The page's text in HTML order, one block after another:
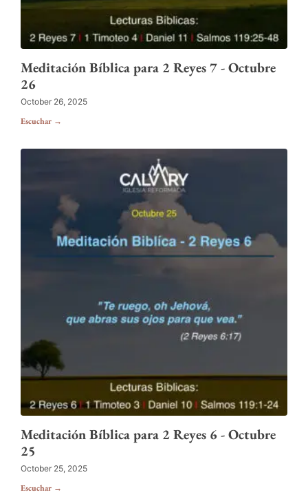
Meditación Bíblica para 2 Reyes 7 - Octubre
26
October 26, 2025
Escuchar →
Meditación Bíblica para 2 Reyes 6 - Octubre
25
October 25, 2025
Escuchar →